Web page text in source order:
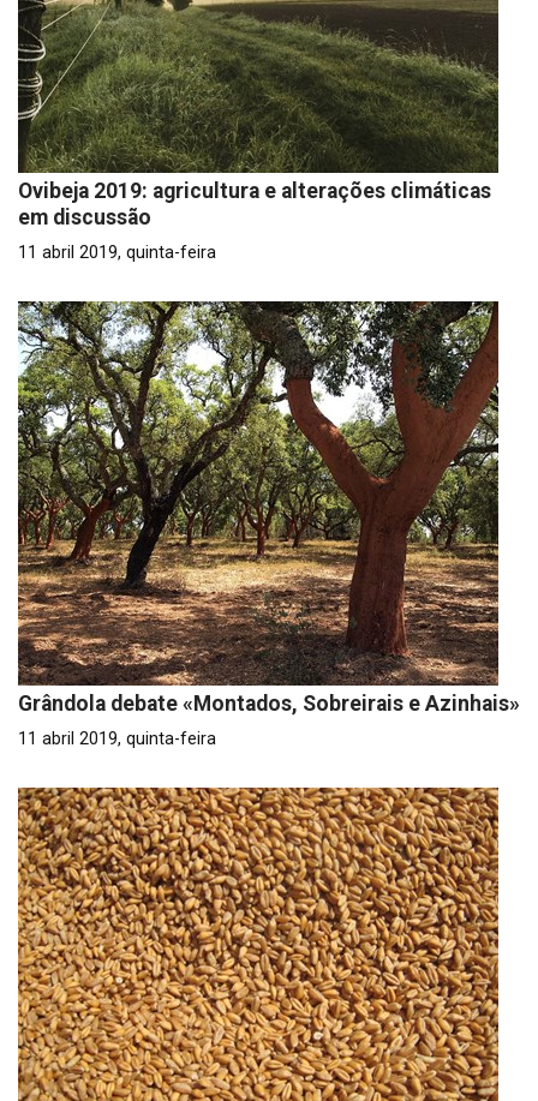
Ovibeja 2019: agricultura e alterações climáticas
em discussão
11 abril 2019, quinta-feira
Grândola debate «Montados, Sobreirais e Azinhais»
11 abril 2019, quinta-feira